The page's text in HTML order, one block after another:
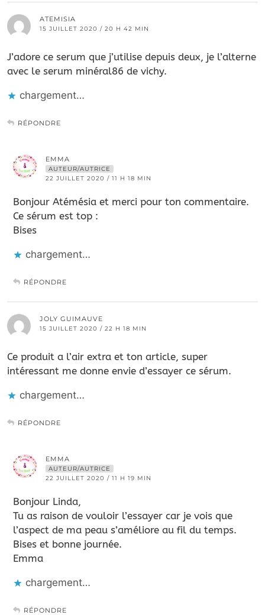
ATEMISIA
15 JUILLET 2020 / 20 H 42 MIN
J’adore ce serum que j’utilise depuis deux, je l’alterne
avec le serum minéral86 de vichy.
chargement…
RÉPONDRE
EMMA
AUTEUR/AUTRICE
22 JUILLET 2020 / 11 H 18 MIN
Bonjour Atémésia et merci pour ton commentaire.
Ce sérum est top :
Bises
chargement…
RÉPONDRE
JOLY GUIMAUVE
15 JUILLET 2020 / 22 H 18 MIN
Ce produit a l’air extra et ton article, super
intéressant me donne envie d’essayer ce sérum.
chargement…
RÉPONDRE
EMMA
AUTEUR/AUTRICE
22 JUILLET 2020 / 11 H 19 MIN
Bonjour Linda,
Tu as raison de vouloir l’essayer car je vois que
l’aspect de ma peau s’améliore au fil du temps.
Bises et bonne journée.
Emma
chargement…
RÉPONDRE